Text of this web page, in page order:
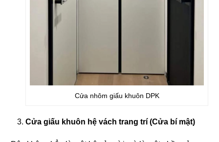
Cửa nhôm giấu khuôn DPK
Cửa giấu khuôn hệ vách trang trí (Cửa bí mật)